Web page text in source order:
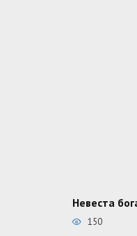
Невеста
150